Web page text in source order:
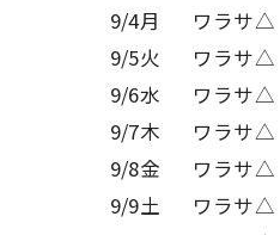
9/4月
ワラサ△
9/5火
ワラサ△
9/6水
ワラサ△
9/7木
ワラサ△
9/8金
ワラサ△
9/9土
ワラサ△